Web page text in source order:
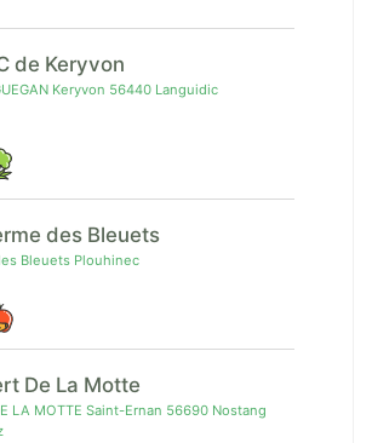
de Keryvon
Keryvon 56440 Languidic
des Bleuets
Bleuets Plouhinec
De La Motte
LA MOTTE Saint-Ernan 56690 Nostang